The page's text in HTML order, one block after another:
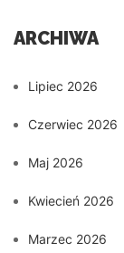
ARCHIWA
Lipiec 2026
Czerwiec 2026
Maj 2026
Kwiecień 2026
Marzec 2026